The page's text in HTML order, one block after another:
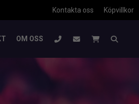
Köpvillkor
Kontakta oss
OM OSS